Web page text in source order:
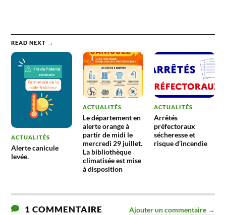
READ NEXT →
ACTUALITÉS
Alerte canicule
levée.
ACTUALITÉS
Le département en
alerte orange à
partir de midi le
mercredi 29 juillet.
La bibliothèque
climatisée est mise
à disposition
ACTUALITÉS
Arrêtés
préfectoraux
sécheresse et
risque d’incendie
1 COMMENTAIRE Ajouter un commentaire →